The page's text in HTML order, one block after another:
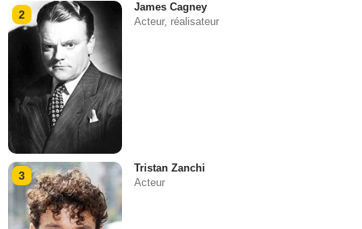
2
James Cagney
Acteur, réalisateur
3
Tristan Zanchi
Acteur